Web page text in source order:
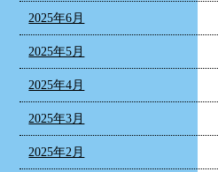
2025年6月
2025年5月
2025年4月
2025年3月
2025年2月